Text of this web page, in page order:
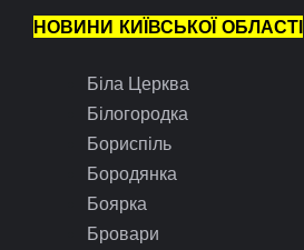
НОВИНИ КИЇВСЬКОЇ ОБЛАСТІ
Біла Церква
Білогородка
Бориспіль
Бородянка
Боярка
Бровари